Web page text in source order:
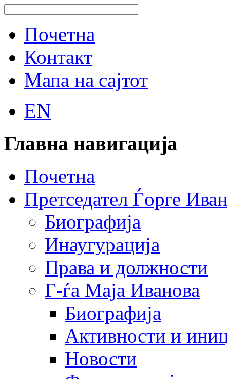
Почетна
Контакт
Мапа на сајтот
EN
Главна навигација
Почетна
Претседател Ѓорге
Биографија
Инаугурација
Права и должности
Г-ѓа Маја Иванова
Биографија
Активности и
Новости